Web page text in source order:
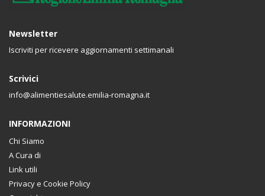
Newsletter
Iscriviti per ricevere aggiornamenti settimanali
Scrivici
info@alimentiesalute.emilia-romagna.it
INFORMAZIONI
Chi Siamo
A Cura di
Link utili
Privacy e Cookie Policy